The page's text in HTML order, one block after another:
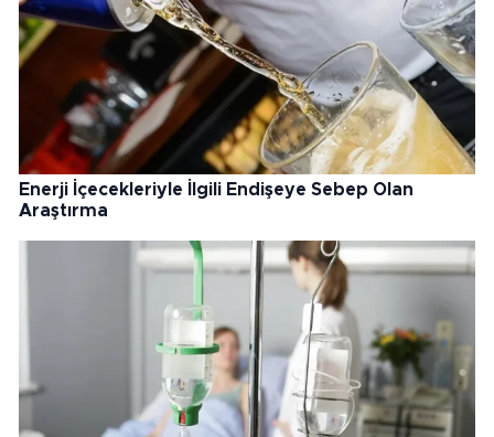
Enerji İçecekleriyle İlgili Endişeye Sebep Olan
Araştırma